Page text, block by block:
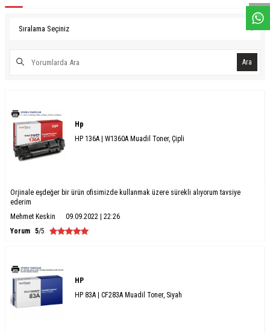
Ara
Hp
HP 136A | W1360A Muadil Toner, Çipli
Orjinale eşdeğer bir ürün ofisimizde kullanmak üzere sürekli alıyorum tavsiye
ederim
Mehmet Keskin
09.09.2022 | 22:26
Yorum 5/5
HP
HP 83A | CF283A Muadil Toner, Siyah